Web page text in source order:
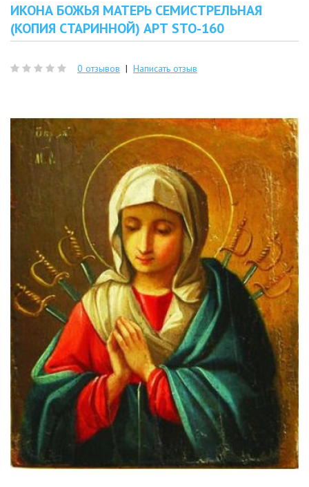
ИКОНА БОЖЬЯ МАТЕРЬ СЕМИСТРЕЛЬНАЯ
(КОПИЯ СТАРИННОЙ) АРТ STO-160
0 отзывов | Написать отзыв